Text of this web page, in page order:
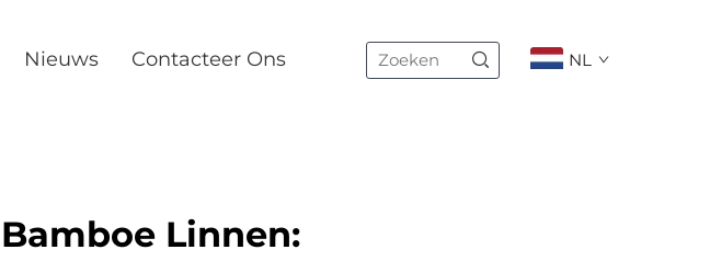
Nieuws Contacteer Ons NL
Bamboe Linnen: